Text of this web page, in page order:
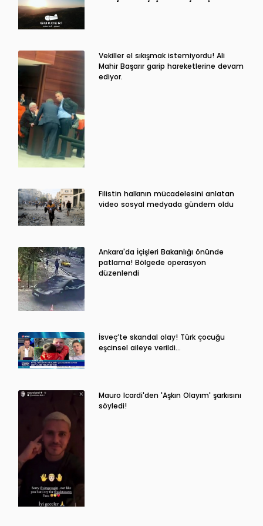
Vekiller el sıkışmak istemiyordu! Ali
Mahir Başarır garip hareketlerine devam
ediyor.
Filistin halkının mücadelesini anlatan
video sosyal medyada gündem oldu
Ankara'da İçişleri Bakanlığı önünde
patlama! Bölgede operasyon
düzenlendi
İsveç’te skandal olay! Türk çocuğu
eşcinsel aileye verildi…
Mauro Icardi'den 'Aşkın Olayım' şarkısını
söyledi!